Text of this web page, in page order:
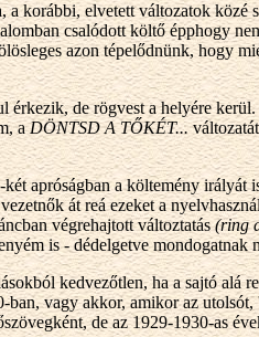
korábbi, elvetett változatok közé
csalódott költő épphogy
azon tépelődnünk, hogy
de rögvest a helyére
aDÖNTSD A TŐKÉT...
apróságban a költemény irályát
át reá ezeket a
végrehajtott változtatás(ring
is - dédelgetve mondogatnak
kedvezőtlen, ha a sajtó alá
vagy akkor, amikor az
de az 1929-1930-as